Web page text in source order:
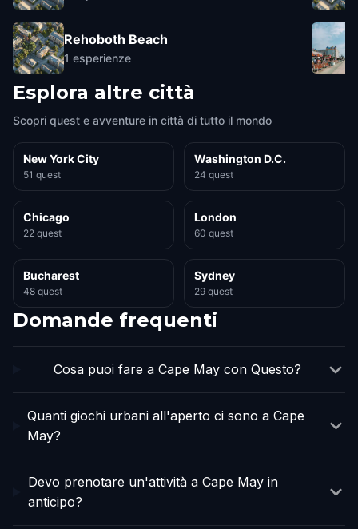
Rehoboth Beach
1 esperienze
Esplora altre città
Scopri quest e avventure in città di tutto il mondo
New York City
51 quest
Washington D.C.
24 quest
Chicago
22 quest
London
60 quest
Bucharest
48 quest
Sydney
29 quest
Domande frequenti
Cosa puoi fare a Cape May con Questo?
Quanti giochi urbani all'aperto ci sono a Cape
May?
Devo prenotare un'attività a Cape May in
anticipo?